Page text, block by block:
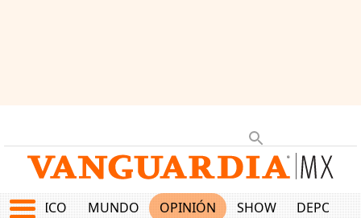
MÉXICO MUNDO OPINIÓN SHOW